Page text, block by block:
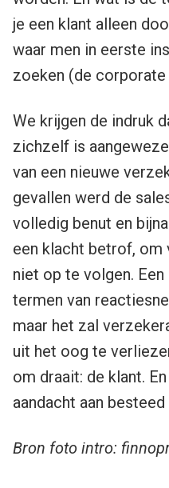
je een klant alleen
waar men in eerste
zoeken (de
We krijgen de indruk
zichzelf is
van een nieuwe
gevallen werd de
volledig benut en
een klacht betrof, om
niet op te volgen.
termen van
maar het zal
uit het oog te
om draait: de klant.
aandacht aan
Bron foto intro: